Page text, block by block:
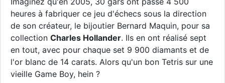
heures à fabriquer ce jeu d'échecs sous la direction
de son créateur, le bijoutier Bernard Maquin, pour sa
collection Charles Hollander. Ils en ont réalisé sept
en tout, avec pour chaque set 9 900 diamants et de
l'or blanc de 14 carats. Alors qu'un bon Tetris sur une
vieille Game Boy, hein ?